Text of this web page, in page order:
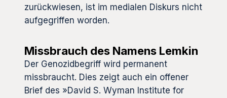
zurückwiesen, ist im medialen Diskurs nicht
aufgegriffen worden.
Missbrauch des Namens Lemkin
Der Genozidbegriff wird permanent
missbraucht. Dies zeigt auch ein offener
Brief des »David S. Wyman Institute for